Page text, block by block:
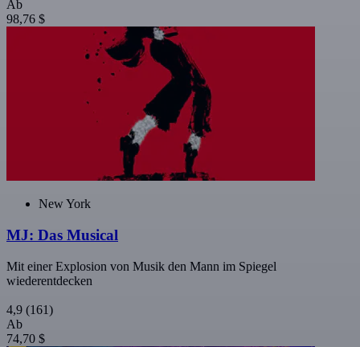
Ab
98,76 $
New York
MJ: Das Musical
Mit einer Explosion von Musik den Mann im Spiegel
wiederentdecken
4,9 (161)
Ab
74,70 $